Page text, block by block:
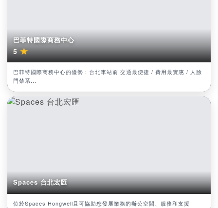
巴菲特國際商務中心
5★
巴菲特國際商務中心的優勢：台北車站前 交通最便捷 / 費用最實惠 / 人臉
門禁系...
Spaces 台北宏匯
位於Spaces Hongwell且可協助您發展業務的辦公空間、服務和支援